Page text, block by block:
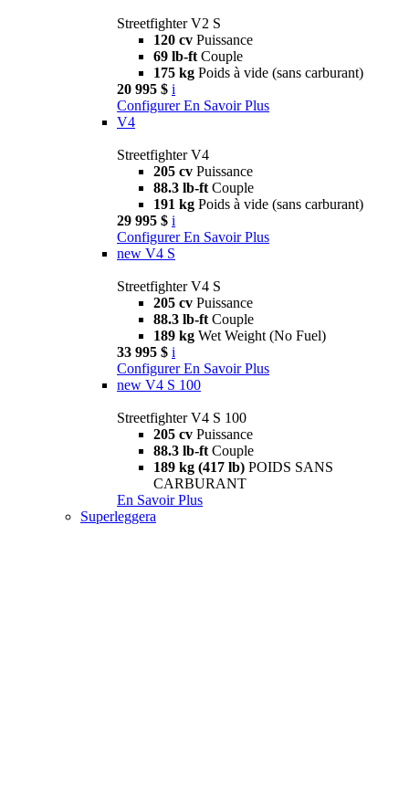
Streetfighter V2 S
120 cv Puissance
69 lb-ft Couple
175 kg Poids à vide (sans carburant)
20 995 $ i
Configurer En Savoir Plus
V4
Streetfighter V4
205 cv Puissance
88.3 lb-ft Couple
191 kg Poids à vide (sans carburant)
29 995 $ i
Configurer En Savoir Plus
new V4 S
Streetfighter V4 S
205 cv Puissance
88.3 lb-ft Couple
189 kg Wet Weight (No Fuel)
33 995 $ i
Configurer En Savoir Plus
new V4 S 100
Streetfighter V4 S 100
205 cv Puissance
88.3 lb-ft Couple
189 kg (417 lb) POIDS SANS
CARBURANT
En Savoir Plus
Superleggera